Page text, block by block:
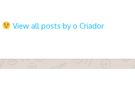
View all posts by o Criador